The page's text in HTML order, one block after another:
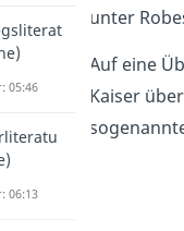
unter
Auf eine
Kaiser
05:46
06:13